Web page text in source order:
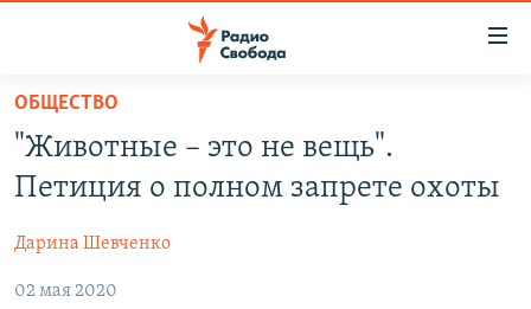
упрощенного
доступа
Вернуться
основному
Вернутся
ПРОГРАММЫ
ЦИТАТЫ СВОБОДЫ
МНЕНИЯ
ОБЩЕСТВО
"Животные – это не вещь".
Петиция о полном запрете охоты
Дарина Шевченко
02 мая 2020